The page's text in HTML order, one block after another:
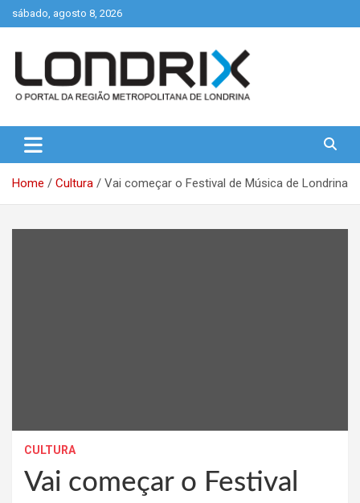
Skip
to
sábado, agosto 8, 2026
Londrix
Home Cultura Vai começar o Festival de Música de Londrina
CULTURA
Vai começar o Festival